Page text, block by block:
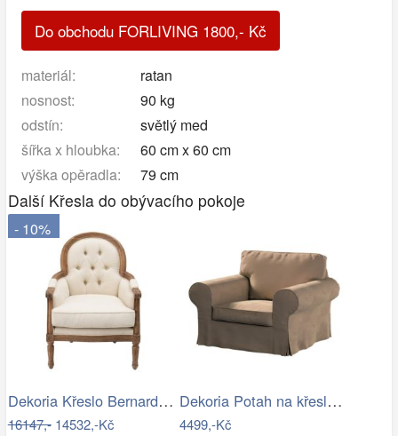
Do obchodu FORLIVING 1800,- Kč
materiál:
ratan
nosnost:
90 kg
odstín:
světlý med
šířka x hloubka:
60 cm x 60 cm
výška opěradla:
79 cm
Další Křesla do obývacího pokoje
- 10%
Dekoria Křeslo Bernard béžový, 67 x 73…
16147,-14532,-Kč
Dekoria Potah na křeslo IKEA Ektorp,…
4499,-Kč